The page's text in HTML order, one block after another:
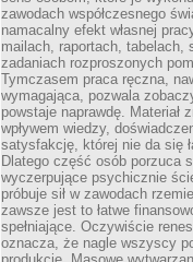
zawodach współczesnego
namacalny efekt własnej
mailach, raportach, tabelach,
zadaniach rozproszonych
Tymczasem praca ręczna,
wymagająca, pozwala
powstaje naprawdę. Materiał
wpływem wiedzy,
satysfakcję, której nie da się
Dlatego część osób porzuca
wyczerpujące psychicznie
próbuje sił w zawodach
zawsze jest to łatwe
spełniające. Oczywiście
oznacza, że nagle wszyscy